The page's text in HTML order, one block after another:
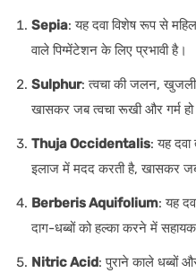
Sepia: यह दवा विशेष रूप से
वाले पिग्मेंटेशन के लिए प्रभावी है।
Sulphur: त्वचा की जलन,
खासकर जब त्वचा रूखी और गर्म
Thuja Occidentalis: यह
इलाज में मदद करती है, खासकर
Berberis Aquifolium: यह
दाग-धब्बों को हल्का करने में
Nitric Acid: पुराने काले धब्बों